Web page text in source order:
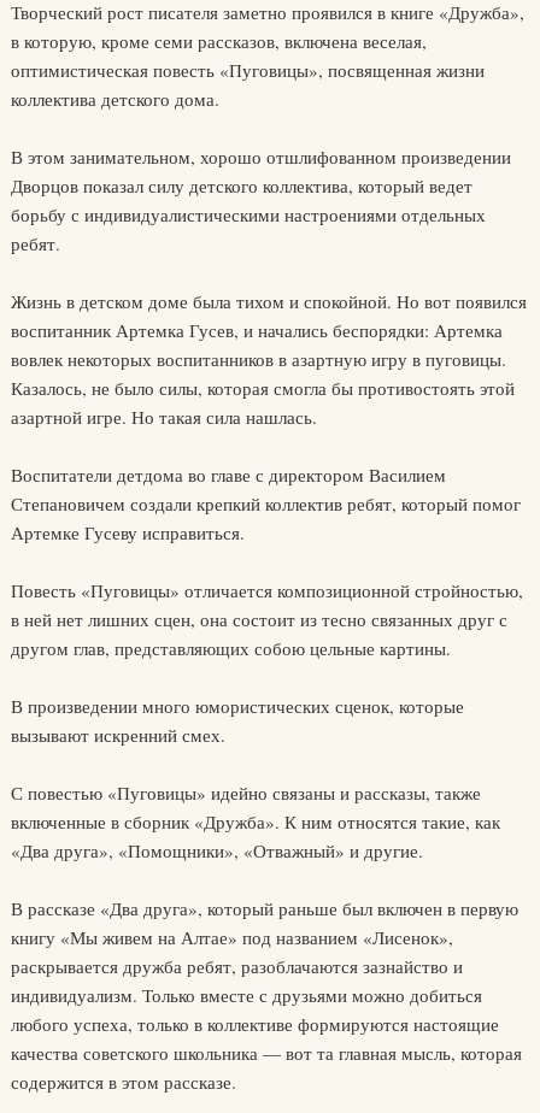
Творческий рост писателя заметно проявился в книге «Дружба»,
в которую, кроме семи рассказов, включена веселая,
оптимистическая повесть «Пуговицы», посвященная жизни
коллектива детского дома.
В этом занимательном, хорошо отшлифованном произведении
Дворцов показал силу детского коллектива, который ведет
борьбу с индивидуалистическими настроениями отдельных
ребят.
Жизнь в детском доме была тихом и спокойной. Но вот появился
воспитанник Артемка Гусев, и начались беспорядки: Артемка
вовлек некоторых воспитанников в азартную игру в пуговицы.
Казалось, не было силы, которая смогла бы противостоять этой
азартной игре. Но такая сила нашлась.
Воспитатели детдома во главе с директором Василием
Степановичем создали крепкий коллектив ребят, который помог
Артемке Гусеву исправиться.
Повесть «Пуговицы» отличается композиционной стройностью,
в ней нет лишних сцен, она состоит из тесно связанных друг с
другом глав, представляющих собою цельные картины.
В произведении много юмористических сценок, которые
вызывают искренний смех.
С повестью «Пуговицы» идейно связаны и рассказы, также
включенные в сборник «Дружба». К ним относятся такие, как
«Два друга», «Помощники», «Отважный» и другие.
В рассказе «Два друга», который раньше был включен в первую
книгу «Мы живем на Алтае» под названием «Лисенок»,
раскрывается дружба ребят, разоблачаются зазнайство и
индивидуализм. Только вместе с друзьями можно добиться
любого успеха, только в коллективе формируются настоящие
качества советского школьника — вот та главная мысль, которая
содержится в этом рассказе.